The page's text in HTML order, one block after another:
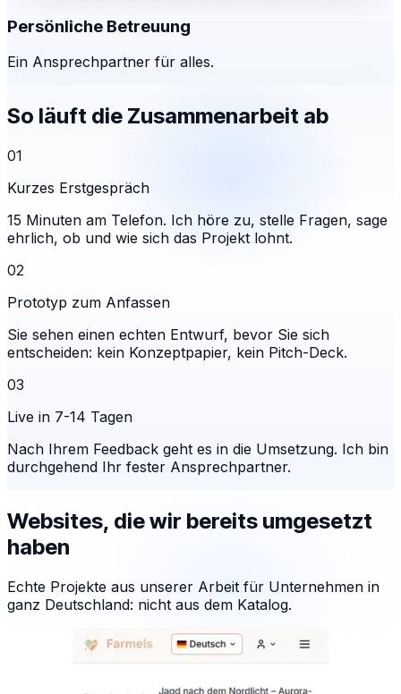
Persönliche Betreuung
Ein Ansprechpartner für alles.
So läuft die Zusammenarbeit ab
01
Kurzes Erstgespräch
15 Minuten am Telefon. Ich höre zu, stelle Fragen, sage
ehrlich, ob und wie sich das Projekt lohnt.
02
Prototyp zum Anfassen
Sie sehen einen echten Entwurf, bevor Sie sich
entscheiden: kein Konzeptpapier, kein Pitch-Deck.
03
Live in 7-14 Tagen
Nach Ihrem Feedback geht es in die Umsetzung. Ich bin
durchgehend Ihr fester Ansprechpartner.
Websites, die wir bereits umgesetzt
haben
Echte Projekte aus unserer Arbeit für Unternehmen in
ganz Deutschland: nicht aus dem Katalog.